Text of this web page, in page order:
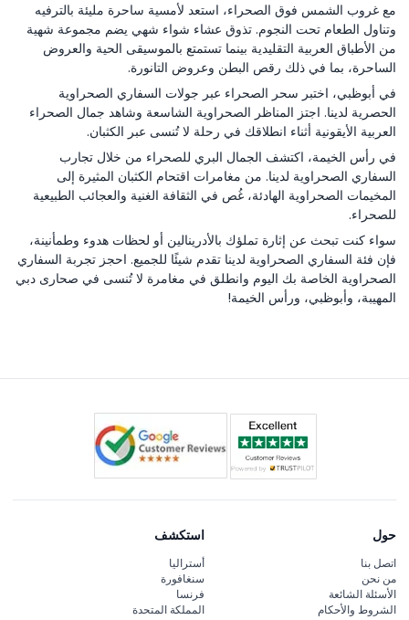
مع غروب الشمس فوق الصحراء، استعد لأمسية ساحرة مليئة بالترفيه
وتناول الطعام تحت النجوم. تذوق عشاء شواء شهي يضم مجموعة شهية
من الأطباق العربية التقليدية بينما تستمتع بالموسيقى الحية والعروض
الساحرة، بما في ذلك رقص البطن وعروض التانورة.
في أبوظبي، اختبر سحر الصحراء عبر جولات السفاري الصحراوية
الحصرية لدينا. اجتز المناظر الصحراوية الشاسعة وشاهد جمال الصحراء
العربية الأيقونية أثناء انطلاقك في رحلة لا تُنسى عبر الكثبان.
في رأس الخيمة، اكتشف الجمال البري للصحراء من خلال تجارب
السفاري الصحراوية لدينا. من مغامرات اقتحام الكثبان المثيرة إلى
المخيمات الصحراوية الهادئة، غُص في الثقافة الغنية والعجائب الطبيعية
للصحراء.
سواء كنت تبحث عن إثارة تملؤك بالأدرينالين أو لحظات هدوء وطمأنينة،
فإن فئة السفاري الصحراوية لدينا تقدم شيئًا للجميع. احجز تجربة السفاري
الصحراوية الخاصة بك اليوم وانطلق في مغامرة لا تُنسى في صحارى دبي
المهيبة، وأبوظبي، ورأس الخيمة!
حول
اتصل بنا
من نحن
الأسئلة الشائعة
الشروط والأحكام
استكشف
أستراليا
سنغافورة
فرنسا
المملكة المتحدة